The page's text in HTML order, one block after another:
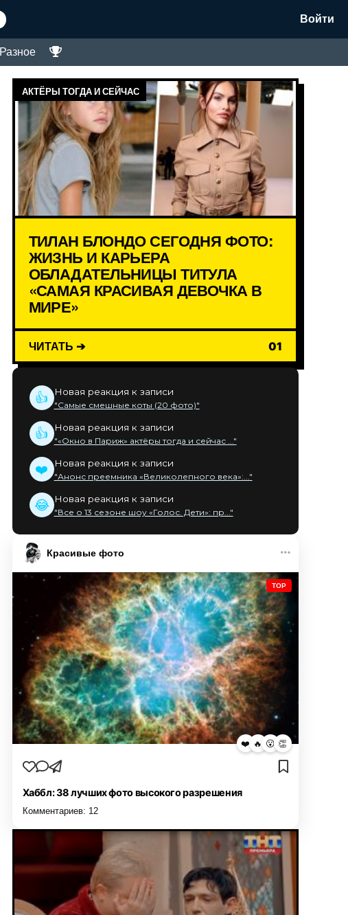
Войти
Разное
АКТЁРЫ ТОГДА И СЕЙЧАС
ТИЛАН БЛОНДО СЕГОДНЯ ФОТО:
ЖИЗНЬ И КАРЬЕРА
ОБЛАДАТЕЛЬНИЦЫ ТИТУЛА
«САМАЯ КРАСИВАЯ ДЕВОЧКА В
МИРЕ»
ЧИТАТЬ ➔ 01
👍 Новая реакция к записи
"Самые смешные коты (20 фото)"
👍 Новая реакция к записи
"«Окно в Париж» актёры тогда и сейчас ..."
❤️ Новая реакция к записи
"Анонс преемника «Великолепного века»:..."
😂 Новая реакция к записи
"Все о 13 сезоне шоу «Голос. Дети»: пр..."
Красивые фото
TOP
❤️ 🔥 😮 👏
Хаббл: 38 лучших фото высокого разрешения
Комментариев: 12